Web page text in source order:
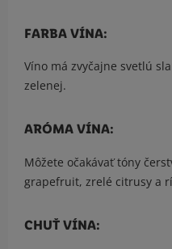
FARBA VÍNA:
Víno má zvyčajne svetlú
zelenej.
ARÓMA VÍNA:
Môžete očakávať tóny
grapefruit, zrelé citrusy a
CHUŤ VÍNA: